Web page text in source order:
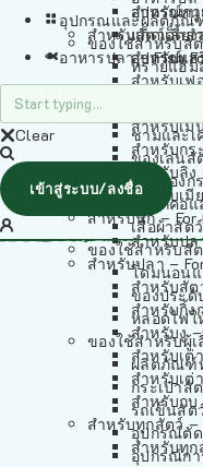
อุปกรณและผลิตภัณ
ของใช้สำหรับสั
ทรายแฮม
ทรายแมว
ห้องน้ำสั
ชามและเ
ของเล่นสั
วัสดุรองก
ปลอกคอ
เสื้อผ้าสัต
ของใช้สำหรับสัต
โดมนอนแ
ของประดั
หลอดไฟใ
ของใช้สำหรับผู้เ
ผลิตภัณฑ์
กระเป๋าสั
รถเข็นสัต
อุปกรณ์ตัด
อุปกรณ์กา
อุปกรณ์กา
แก็ดเจ็ตส
อุปกรณ์เส
สำหรับหนู
สำหรับสัตว์เลี้ย
สำหรับแฮ
สำหรับเฟ
สำหรับห
สำหรับเม่
สำหรับกร
สำหรับลิ
สำหรับเมี
สำหรับนก – For
สำหรับปล
สำหรับปลา –
สำหรับสัต
สำหรับกิ้ง
สำหรับงู –
สำหรับเต่
สำหรับเต่
สำหรับกบ
สำหรับทุกสัตว์
สำหรับทุ
อาหารปลา – Fish
Clear
เข้าสู่ระบบ/ลงชื่อ